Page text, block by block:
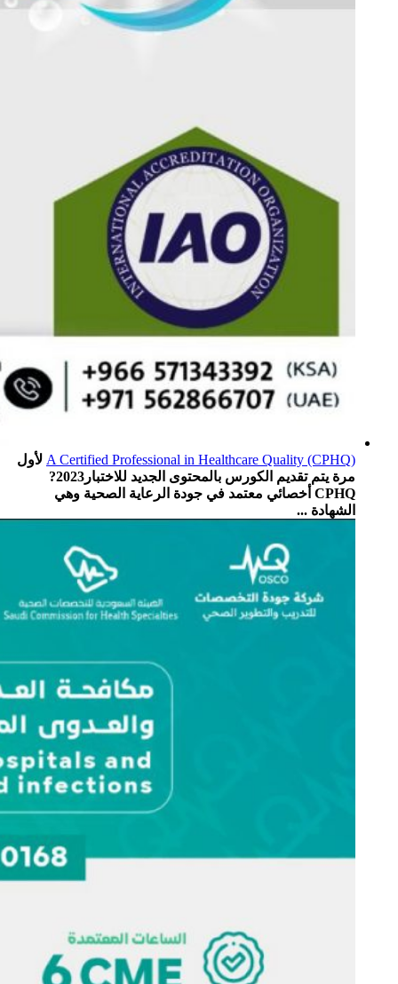
A Certified Professional in Healthcare Quality (CPHQ) لأول
مرة يتم تقديم الكورس بالمحتوى الجديد للاختبار2023?
CPHQ أخصائي معتمد في جودة الرعاية الصحية وهي
الشهادة ...